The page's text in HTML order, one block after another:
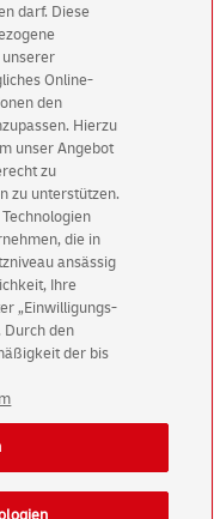
Newsletter
Angebote und
5 € Gutschein
5 € Gutschein
Post AG
Hinweise
darf. Diese
unserer
Online-
den
Hierzu
unser Angebot
zu
zu unterstützen.
die in
ansässig
Ihre
„Einwilligungs-
Durch den
der bis